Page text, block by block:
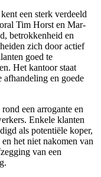
een sterk verdeeld
Tim Horst en Mar-
betrokkenheid en
zich door actief
goed te
Het kantoor staat
en goede
een arrogante en
Enkele klanten
als potentiële koper,
het niet nakomen van
van een